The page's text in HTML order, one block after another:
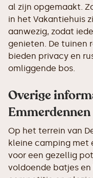
al zijn opgemaakt.
in het Vakantiehuis
aanwezig, zodat
genieten. De tuinen
bieden privacy en
omliggende bos.
Overige
Emmerdennen
Op het terrein van
kleine camping
voor een gezellig
voldoende batjes